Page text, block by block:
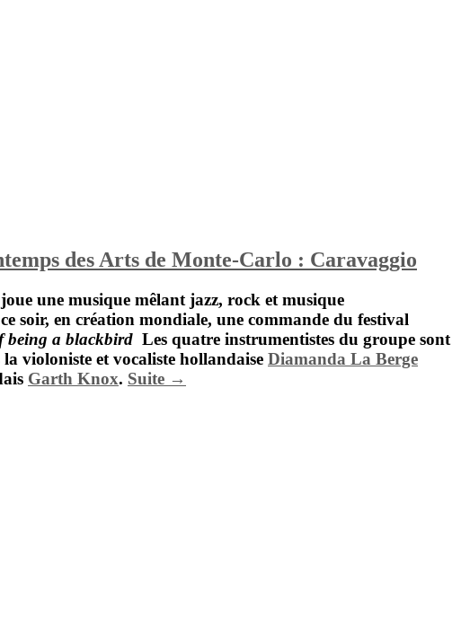
des Arts de Monte-Carlo : Caravaggio
joue une musique mêlant jazz, rock et musique
soir, en création mondiale, une commande du festival
being a blackbird Les quatre instrumentistes du groupe sont
violoniste et vocaliste hollandaise Diamanda La Berge
Garth Knox. Suite →